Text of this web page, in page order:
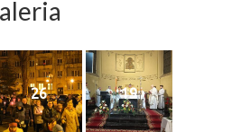
04.04.2026
12.04.2026
26 19